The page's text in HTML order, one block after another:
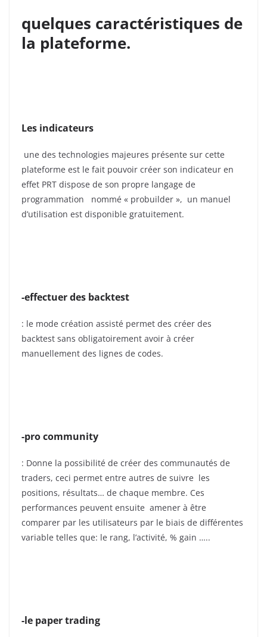
quelques caractéristiques de
la plateforme.
Les indicateurs
une des technologies majeures présente sur cette
plateforme est le fait pouvoir créer son indicateur en
effet PRT dispose de son propre langage de
programmation nommé « probuilder », un manuel
d’utilisation est disponible gratuitement.
-effectuer des backtest
: le mode création assisté permet des créer des
backtest sans obligatoirement avoir à créer
manuellement des lignes de codes.
-pro community
: Donne la possibilité de créer des communautés de
traders, ceci permet entre autres de suivre les
positions, résultats… de chaque membre. Ces
performances peuvent ensuite amener à être
comparer par les utilisateurs par le biais de différentes
variable telles que: le rang, l’activité, % gain …..
-le paper trading